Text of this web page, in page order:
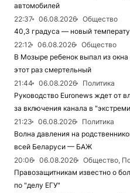
автомобилей
22:37
06.08.2026
Общество
40,3 градуса — новый
22:12
06.08.2026
Общество
В Мозыре ребенок выпал из
этот раз смертельный
21:44
06.08.2026
Политика
Руководство Euronews ждет от
за включения канала в
21:23
06.08.2026
Политика
Волна давления на
всей Беларуси — БАЖ
20:06
06.08.2026
Общество,
Правозащитникам известно о
по "делу ЕГУ"